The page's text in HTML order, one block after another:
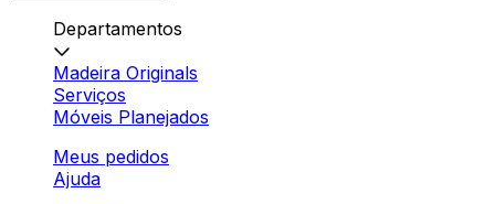
Departamentos
Madeira Originals
Serviços
Móveis Planejados
Meus pedidos
Ajuda